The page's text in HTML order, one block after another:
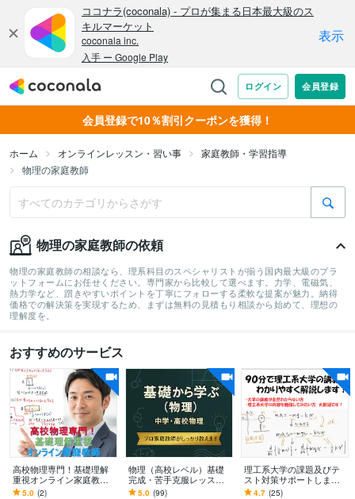
会員登録で10％割引クーポンを獲得！
ホーム オンラインレッスン・習い事
家庭教師・学習指導
物理の家庭教師
物理の家庭教師の依頼
物理の家庭教師の相談なら、理系科目のスペシャリストが揃う国内最大級のプラ
ットフォームにお任せください。専門家から比較して選べます。力学、電磁気、
熱力学など、躓きやすいポイントを丁寧にフォローする柔軟な提案が魅力。納得
価格での解決策を実現するため、まずは無料の見積もり相談から始めて、理想の
理解度を。
おすすめのサービス
高校物理専門！基礎理解
重視オンライン家庭教師
します 公式暗記から脱
5.0 (2)
物理（高校レベル）基礎
完成・苦手克服レッスン
します わからない物理
5.0 (99)
理工系大学の課題及びテ
スト対策サポートします
大学の授業全然わからな
4.7 (25)